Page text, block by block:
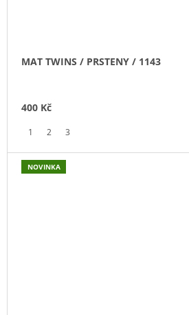
MAT TWINS / PRSTENY / 1143
400 Kč
1 2 3
NOVINKA